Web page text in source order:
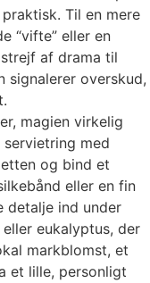
Til en mere
“vifte” eller en
af drama til
signalerer overskud,
magien virkelig
med
og bind et
eller en fin
detalje ind under
eukalyptus, der
markblomst, et
et lille, personligt